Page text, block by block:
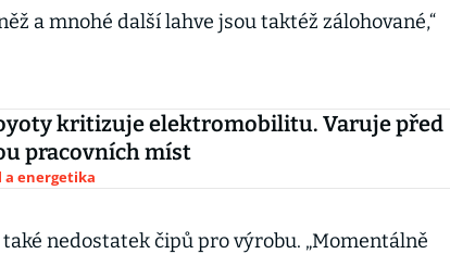
a mnohé další lahve jsou taktéž zálohované,“
kritizuje elektromobilitu. Varuje před
pracovních míst
a energetika
nedostatek čipů pro výrobu. „Momentálně